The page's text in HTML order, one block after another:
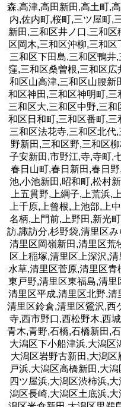
森,高津,高田新田,高土町,
内,佐内町,桜町,三ツ屋町,
新田,三和区井ノ口,三和
区岡木,三和区沖柳,三和
三和区下田島,三和区鴨井
窪,三和区桑曽根,三和区
和区山高津,三和区山腰新
和区神田,三和区神明町,
三和区大,三和区中野,三
和区日和町,三和区番町,
三和区法花寺,三和区北代
野新田,三和区野,三和区
子安新田,市野江,寺,寺町,
春日山町,春日新田,春日
池,小池新田,昭和町,松村
上五貫野,上綱子,上荒浜,
上千原,上曾根,上池部,上
名柄,上門前,上野田,新光
訪,諏訪分,杉野袋,清里区
清里区岡嶺新田,清里区荒
区上稲塚,清里区上深沢,
水草,清里区菅原,清里区
東戸野,清里区東福島,清
清里区平成,清里区北野,
清里区鈴倉,清里区鶯沢,西
寺,西市野口,西松野木,西
青木,青野,石橋,石橋新田,
大潟区下小船津浜,大潟区
大潟区岩野古新田,大潟
戸浜,大潟区高橋新田,大
四ツ屋浜,大潟区渋柿浜,
潟区長崎,大潟区土底浜,